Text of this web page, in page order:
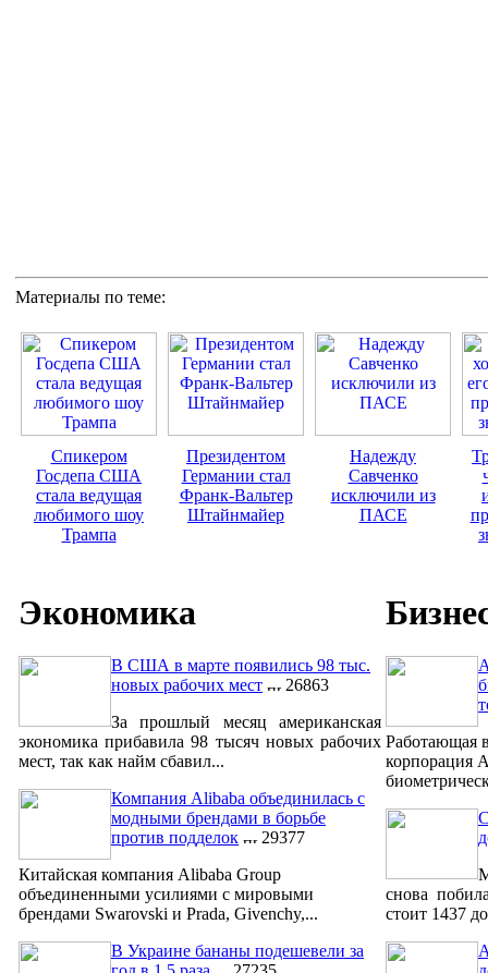
Материалы по теме:
Спикером
Госдепа США
стала ведущая
любимого шоу
Трампа
Президентом
Германии стал
Франк-Вальтер
Штайнмайер
Надежду
Савченко
исключили из
ПАСЕ
Экономика
В США в марте появились 98 тыс.
новых рабочих мест
26863
За прошлый месяц американская
экономика прибавила 98 тысяч новых рабочих
мест, так как найм сбавил...
Компания Alibaba объединилась с
модными брендами в борьбе
против подделок
29377
Китайская компания Alibaba Group
объединенными усилиями с мировыми
брендами Swarovski и Prada, Givenchy,...
В Украине бананы подешевели за
Работающая
корпорация
снова
стоит 1437